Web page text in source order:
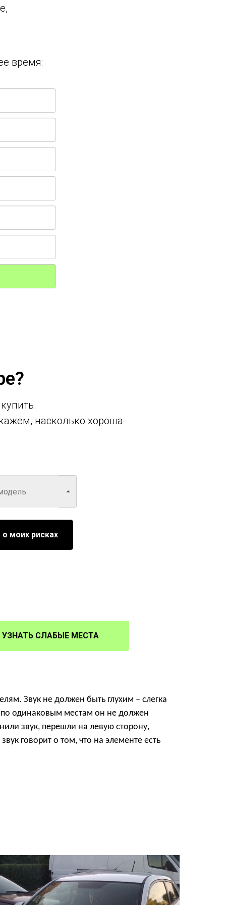
время:
насколько хороша
о моих рисках
УЗНАТЬ СЛАБЫЕ МЕСТА
Звук не должен быть глухим – слегка
по одинаковым местам он не должен
звук, перешли на левую сторону,
говорит о том, что на элементе есть